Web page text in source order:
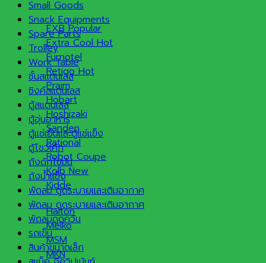
EXB
Extra Cool
Furnotel
Retigo
Praim
Hobart
Hoshizaki
Sanden
Rational
Robot Coupe
Kolb
Kidde
Halton
Meiko
MSM
MKN
Small Goods
Snack Equipments
Spare Parts
Trolley
Work Table
ชั้นสแตนเลส
ซิงค์สแตนเลส
ตู้สแตนเลส
ตู้อุ่นอาหาร
ตู้แช่เย็นและตู้แช่แข็ง
ตู้โชว์เค้ก
ถังดักไขมัน
ถังน้ำแข็ง
พัดลม ดูดระบายและเติมอากาศ
พัดลม ดูดระบายและเติมอากาศ
พัดลมดูดควัน
รถเข็น
สินค้าขนาดเล็ก